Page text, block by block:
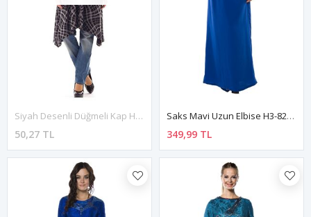
Siyah Desenli Düğmeli Kap H8-110441
50,27 TL
Saks Mavi Uzun Elbise H3-82722
349,99 TL